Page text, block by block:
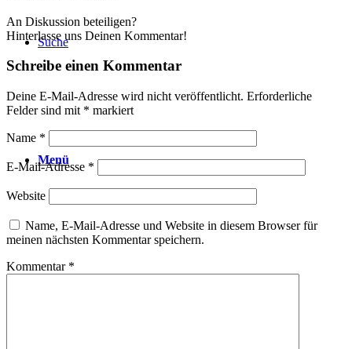
Suche
Menü
An Diskussion beteiligen?
Hinterlasse uns Deinen Kommentar!
Schreibe einen Kommentar
Deine E-Mail-Adresse wird nicht veröffentlicht. Erforderliche
Felder sind mit * markiert
Name *
E-Mail-Adresse *
Website
Name, E-Mail-Adresse und Website in diesem Browser für
meinen nächsten Kommentar speichern.
Kommentar *